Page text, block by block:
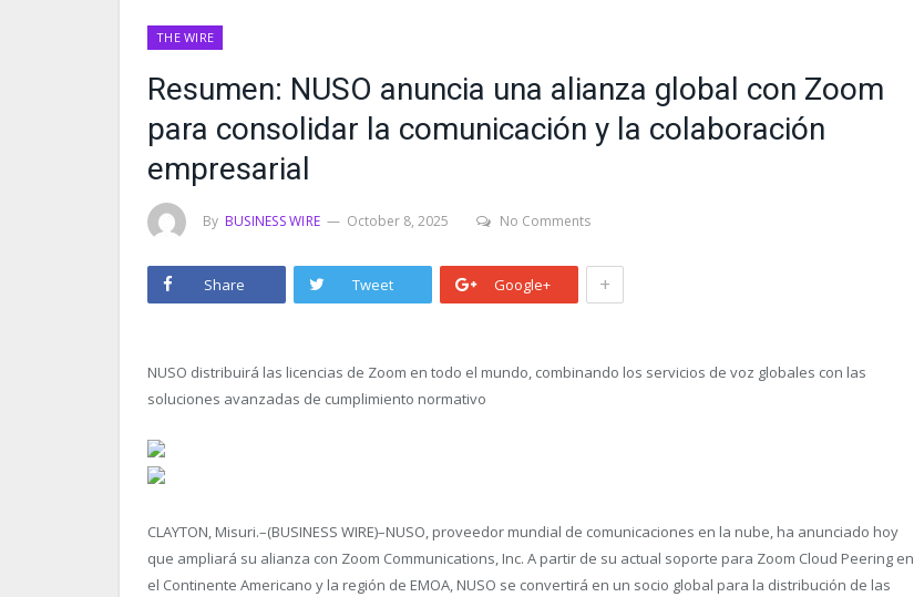
THE WIRE
Resumen: NUSO anuncia una alianza global con Zoom
para consolidar la comunicación y la colaboración
empresarial
By BUSINESS WIRE October 8, 2025 No Comments
Share Tweet Google+ +
NUSO distribuirá las licencias de Zoom en todo el mundo, combinando los servicios de voz globales con las
soluciones avanzadas de cumplimiento normativo
CLAYTON, Misuri.–(BUSINESS WIRE)–NUSO, proveedor mundial de comunicaciones en la nube, ha anunciado hoy
que ampliará su alianza con Zoom Communications, Inc. A partir de su actual soporte para Zoom Cloud Peering en
el Continente Americano y la región de EMOA, NUSO se convertirá en un socio global para la distribución de las